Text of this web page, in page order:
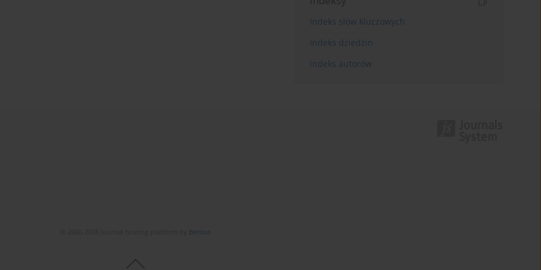
Indeks słów kluczowych
Indeks dziedzin
Indeks autorów
Bentus